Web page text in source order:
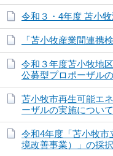
令和３・4年度 苫小
「苫小牧産業間連携
令和３年度苫小牧地
公募型プロポーザル
苫小牧市再生可能エ
ーザルの実施につい
令和4年度「苫小牧
境改善事業）」の採